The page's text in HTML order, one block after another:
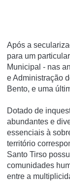
Após a
para um
Municipal - nas
e Administração
Bento, e uma
Dotado de
abundantes e
essenciais à
território
Santo Tirso
comunidades
entre a